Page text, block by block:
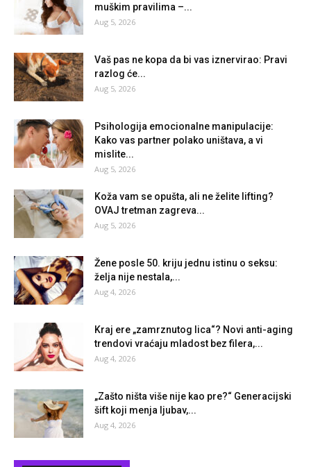
muškim pravilima –...
Aug 5, 2026
Vaš pas ne kopa da bi vas iznervirao: Pravi
razlog će...
Aug 5, 2026
Psihologija emocionalne manipulacije:
Kako vas partner polako uništava, a vi
mislite...
Aug 5, 2026
Koža vam se opušta, ali ne želite lifting?
OVAJ tretman zagreva...
Aug 5, 2026
Žene posle 50. kriju jednu istinu o seksu:
želja nije nestala,...
Aug 4, 2026
Kraj ere „zamrznutog lica“? Novi anti-aging
trendovi vraćaju mladost bez filera,...
Aug 4, 2026
„Zašto ništa više nije kao pre?“ Generacijski
šift koji menja ljubav,...
Aug 4, 2026